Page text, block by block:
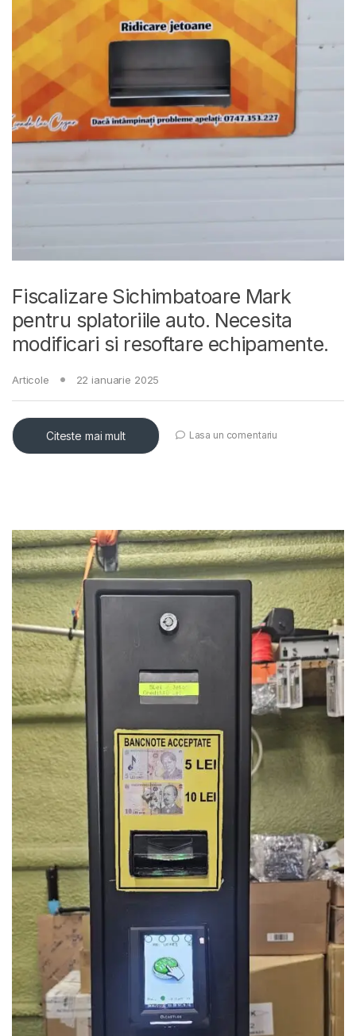
Fiscalizare Sichimbatoare Mark
pentru splatoriile auto. Necesita
modificari si resoftare echipamente.
Articole 22 ianuarie 2025
Citeste mai mult Lasa un comentariu